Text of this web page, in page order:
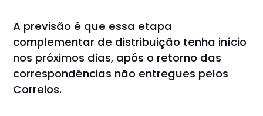
A previsão é que essa etapa
complementar de distribuição tenha início
nos próximos dias, após o retorno das
correspondências não entregues pelos
Correios.